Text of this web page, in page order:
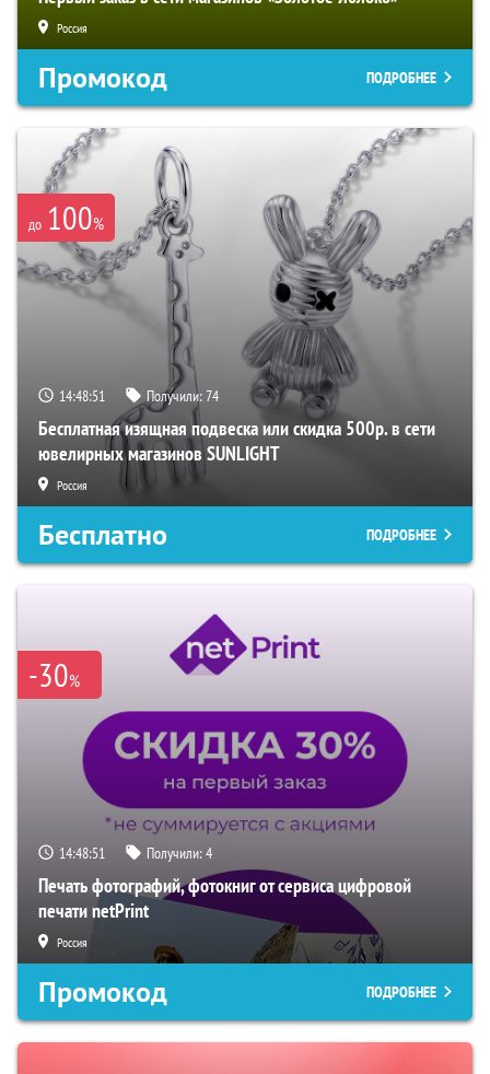
Россия
Промокод ПОДРОБНЕЕ
до 100%
14:48:50 Получили:74
Бесплатная изящная подвеска или скидка 500р. в сети
ювелирных магазинов SUNLIGHT
Россия
Бесплатно ПОДРОБНЕЕ
-30%
14:48:50 Получили:4
Печать фотографий, фотокниг от сервиса цифровой
печати netPrint
Россия
Промокод ПОДРОБНЕЕ